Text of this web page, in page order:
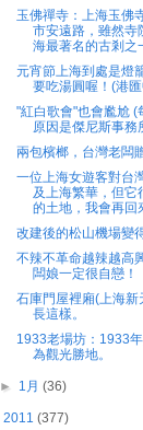
玉佛禪寺：上海玉佛
市安遠路，雖然寺
海最著名的古剎之
元宵節上海到處是燈
要吃湯圓喔！(港
"紅白歌會"也會尷尬 (
原因是傑尼斯事務
兩包檳榔，台灣老闆
一位上海女遊客對台
及上海繁華，但它
的土地，我會再回
改建後的松山機場變
不辣不革命越辣越高
闆娘一定很自戀！
石庫門屋裡廂(上海
長這樣。
1933老場坊：1933
為觀光勝地。
► 1月(36)
2011 (377)